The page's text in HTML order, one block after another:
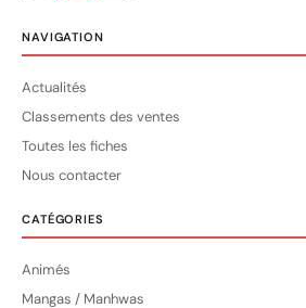
NAVIGATION
Actualités
Classements des ventes
Toutes les fiches
Nous contacter
CATÉGORIES
Animés
Mangas / Manhwas